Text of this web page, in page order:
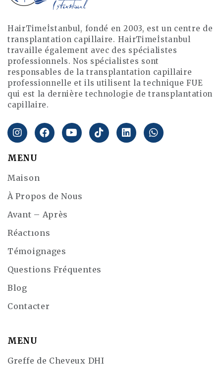
HairTimeİstanbul, fondé en 2003, est un centre de
transplantation capillaire. HairTimeİstanbul
travaille également avec des spécialistes
professionnels. Nos spécialistes sont
responsables de la transplantation capillaire
professionnelle et ils utilisent la technique FUE
qui est la dernière technologie de transplantation
capillaire.
MENU
Maison
À Propos de Nous
Avant – Après
Réactıons
Témoignages
Questions Fréquentes
Blog
Contacter
MENU
Greffe de Cheveux DHI